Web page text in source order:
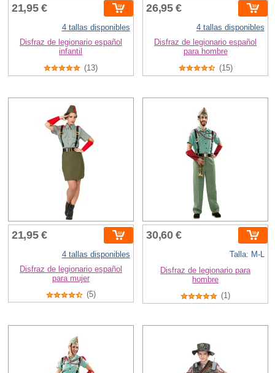
21,95 €
4 tallas disponibles
Disfraz de legionario español
infantil
(13)
26,95 €
4 tallas disponibles
Disfraz de legionario español
para hombre
(15)
21,95 €
4 tallas disponibles
Disfraz de legionario español
para mujer
(5)
30,60 €
Talla: M-L
Disfraz de legionario para
hombre
(1)